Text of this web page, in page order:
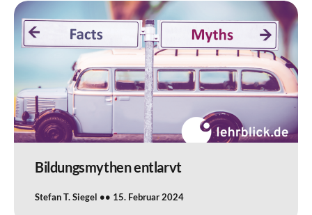
Bildungsmythen entlarvt
Stefan T. Siegel 15. Februar 2024